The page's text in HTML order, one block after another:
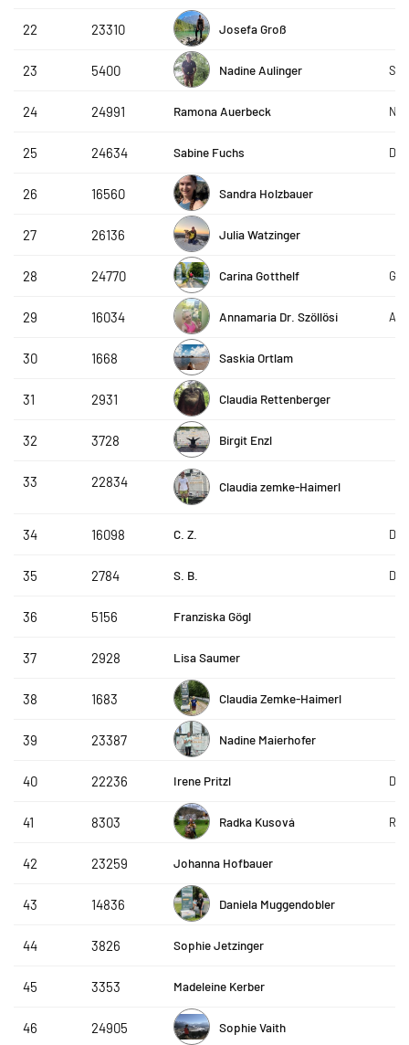
22 23310 Josefa Groß
23 5400 Nadine Aulinger
24 24991 Ramona Auerbeck
25 24634 Sabine Fuchs De
26 16560 Sandra Holzbauer
27 26136 Julia Watzinger
28 24770 Carina Gotthelf
29 16034 Annamaria Dr. Szöllösi
30 1668 Saskia Ortlam
31 2931 Claudia Rettenberger
32 3728 Birgit Enzl
33 22834 Claudia zemke-Haimerl
34 16098 C. Z. Die
35 2784 S. B. Die
36 5156 Franziska Gögl
37 2928 Lisa Saumer
38 1683 Claudia Zemke-Haimerl
39 23387 Nadine Maierhofer
40 22236 Irene Pritzl
41 8303 Radka Kusová RS
42 23259 Johanna Hofbauer
43 14836 Daniela Muggendobler
44 3826 Sophie Jetzinger
45 3353 Madeleine Kerber
46 24905 Sophie Vaith